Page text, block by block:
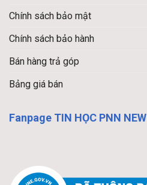
Chính sách bảo mật
Chính sách bảo hành
Bán hàng trả góp
Bảng giá bán
Fanpage TIN HỌC PNN NEW